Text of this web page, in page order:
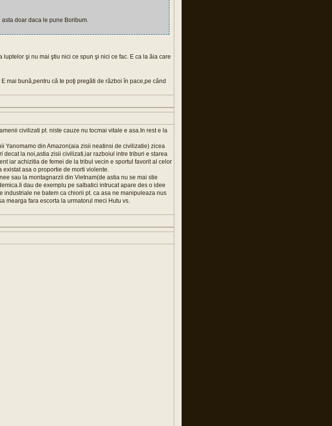
doar daca le pune Boribum.
şi nu mai ştiu nici ce spun şi nici ce fac. E ca la ăia care
mai bună,pentru că te poţi pregăti de război în pace,pe când
civilizati pt. niste cauze nu tocmai vitale e asa.In rest e la
Yanomamo din Amazon(aia zisii neatinsi de civilizatie) zicea
la noi,astia zisii civilizati,iar razboiul intre triburi e starea
iar achizitia de femei de la tribul vecin e sportul favorit al celor
asa o proportie de morti violente.
sau la montagnarzii din Vietnam(de astia nu se mai stie
dau de exemplu pe salbatici intrucat apare des o idee
ne batem ca chiorii pt. ca asa ne manipuleaza nus
mearga fara escorta la urmatorul meci Hutu vs.